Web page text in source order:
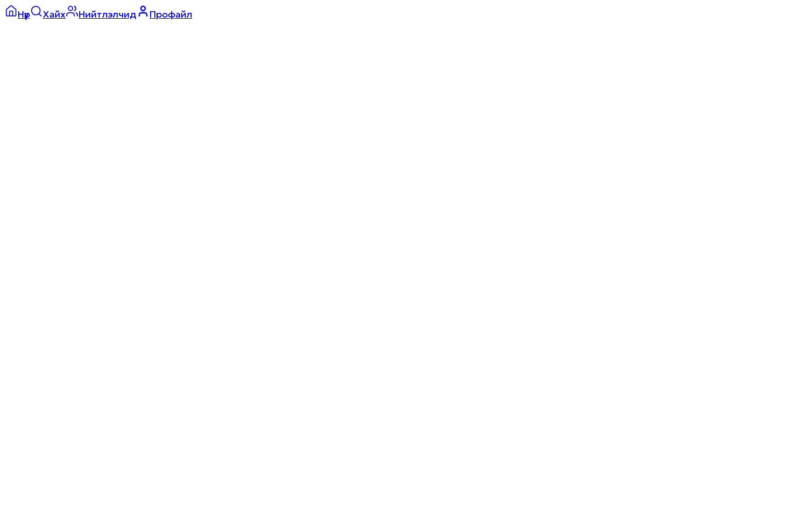
Нүүр Хайх Нийтлэлчид Профайл